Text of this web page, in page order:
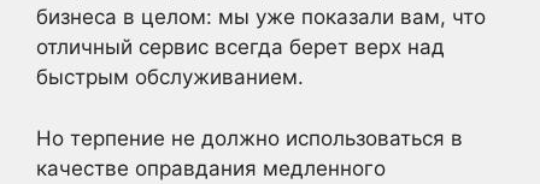
бизнеса в целом: мы уже показали вам, что
отличный сервис всегда берет верх над
быстрым обслуживанием.
Но терпение не должно использоваться в
качестве оправдания медленного